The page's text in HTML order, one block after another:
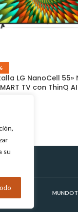
su
LG NanoCell 55»
TV con ThinQ AI